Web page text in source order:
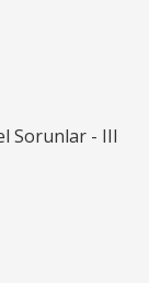
Sorunlar - III